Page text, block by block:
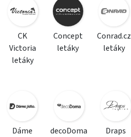
CK
Victoria
letáky
Concept
letáky
Conrad.cz
letáky
Dáme
decoDoma
Draps